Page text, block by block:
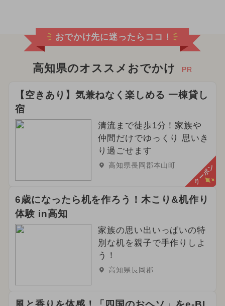
おでかけ先に迷ったらココ！
高知県のオススメおでかけ PR
【空きあり】気兼ねなく楽しめる 一棟貸し
宿
清流まで徒歩1分！家族や
仲間だけでゆっくり 思いき
り過ごせます
高知県長岡郡本山町 クーポン
6歳になったら机を作ろう！木こり&机作り
体験 in高知
家族の思い出いっぱいの特
別な机を親子で手作りしよ
う！
高知県長岡郡